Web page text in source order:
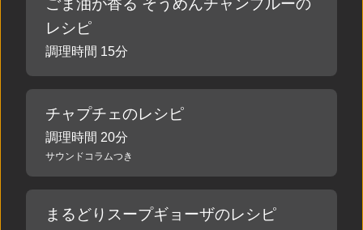
ごま油が香る そうめんチャンプルーの
レシピ
調理時間 15分
チャプチェのレシピ
調理時間 20分
サウンドコラムつき
まるどりスープギョーザのレシピ